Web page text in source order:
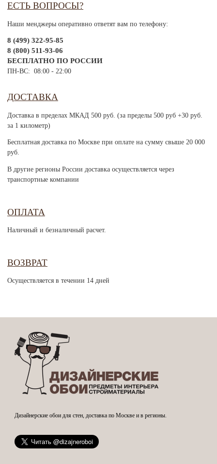
ЕСТЬ ВОПРОСЫ?
Наши менджеры оперативно ответят вам по телефону:
8 (499) 322-95-85
8 (800) 511-93-06
БЕСПЛАТНО ПО РОССИИ
ПН-ВС: 08:00 - 22:00
ДОСТАВКА
Доставка в пределах МКАД 500 руб. (за пределы 500 руб +30 руб.
за 1 километр)
Бесплатная доставка по Москве при оплате на сумму свыше 20 000
руб.
В другие регионы России доставка осуществляется через
транспортные компании
ОПЛАТА
Наличный и безналичный расчет.
ВОЗВРАТ
Осуществляется в течении 14 дней
Дизайнерские обои для стен, доставка по Москве и в регионы.